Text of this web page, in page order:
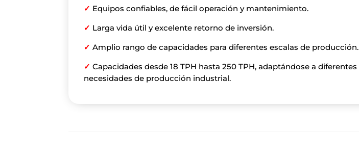
✓ Equipos confiables, de fácil operación y mantenimiento.
✓ Larga vida útil y excelente retorno de inversión.
✓Amplio rango de capacidades para diferentes escalas de producción.
✓Capacidades desde 18 TPH hasta 250 TPH, adaptándose a diferentes
necesidades de producción industrial.